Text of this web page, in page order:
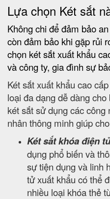
Lựa chọn Két sắt
Không chi để đảm bảo
còn đảm bảo khi gặp rủi
chọn két sắt xuất khẩu
và công ty, gia đình sự
Két sắt xuất khẩu cao
loại đa dạng dễ dàng
két sắt sử dụng các
nhân thông minh giúp
Két sắt khóa điện
dụng phổ biến và
sự tiện dụng và linh
tử xuất khẩu có thể
nhiều loại khóa thẻ